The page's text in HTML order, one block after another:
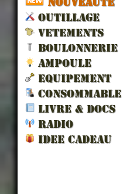
NOUVEAUTÉ
OUTILLAGE
VETEMENTS
BOULONNERIE
AMPOULE
EQUIPEMENT
CONSOMMABLE
LIVRE & DOCS
RADIO
IDEE CADEAU